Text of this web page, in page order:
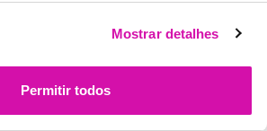
Mostrar detalhes
Permitir todos